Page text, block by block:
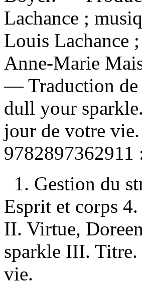
Lachance ;
Louis Lachance
Anne-Marie
—Traduction de
dull your
jour de votre
9782897362911
1. Gestion du
Esprit et corps
II. Virtue,
sparkle III.
vie.